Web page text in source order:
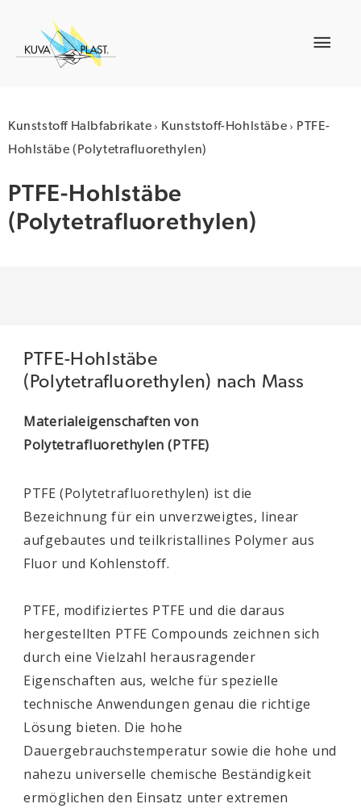
springen
Kunststoff Halbfabrikate › Kunststoff-Hohlstäbe › PTFE-
Hohlstäbe (Polytetrafluorethylen)
PTFE-Hohlstäbe
(Polytetrafluorethylen)
PTFE-Hohlstäbe
(Polytetrafluorethylen) nach Mass
Materialeigenschaften von
Polytetrafluorethylen (PTFE)
PTFE (Polytetrafluorethylen) ist die
Bezeichnung für ein unverzweigtes, linear
aufgebautes und teilkristallines Polymer aus
Fluor und Kohlenstoff.
PTFE, modifiziertes PTFE und die daraus
hergestellten PTFE Compounds zeichnen sich
durch eine Vielzahl herausragender
Eigenschaften aus, welche für spezielle
technische Anwendungen genau die richtige
Lösung bieten. Die hohe
Dauergebrauchstemperatur sowie die hohe und
nahezu universelle chemische Beständigkeit
ermöglichen den Einsatz unter extremen